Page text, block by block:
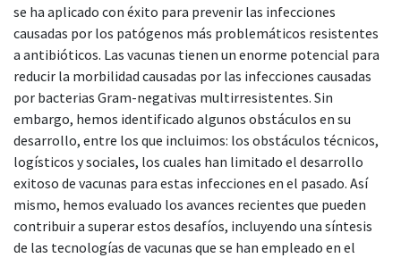
se ha aplicado con éxito para prevenir las infecciones
causadas por los patógenos más problemáticos resistentes
a antibióticos. Las vacunas tienen un enorme potencial para
reducir la morbilidad causadas por las infecciones causadas
por bacterias Gram-negativas multirresistentes. Sin
embargo, hemos identificado algunos obstáculos en su
desarrollo, entre los que incluimos: los obstáculos técnicos,
logísticos y sociales, los cuales han limitado el desarrollo
exitoso de vacunas para estas infecciones en el pasado. Así
mismo, hemos evaluado los avances recientes que pueden
contribuir a superar estos desafíos, incluyendo una síntesis
de las tecnologías de vacunas que se han empleado en el